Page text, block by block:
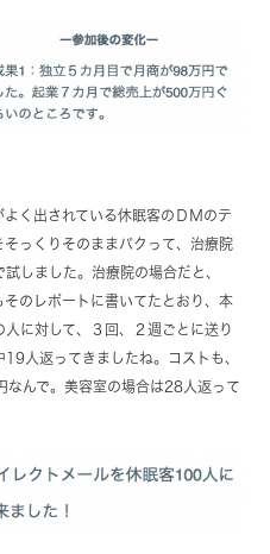
よく出されている休眠客のＤＭのテ
っくりそのままパクって、治療院
しました。治療院の場合だと、
のレポートに書いてたとおり、本
に対して、３回、２週ごとに送り
人返ってきましたね。コストも、
んで。美容室の場合は28人返って